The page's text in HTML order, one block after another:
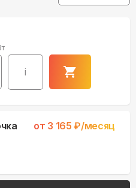
i
от 3 165 ₽/месяц